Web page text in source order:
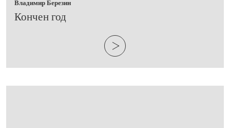
Владимир Березин
​Кончен год